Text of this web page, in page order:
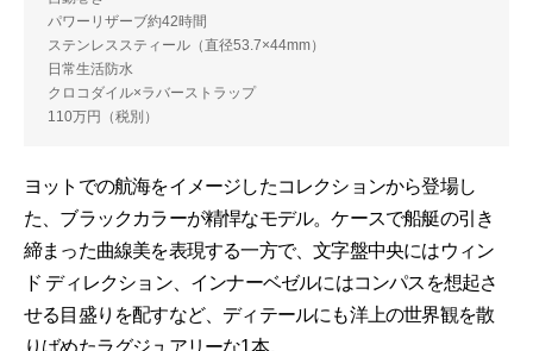
パワーリザーブ約42時間
ステンレススティール（直径53.7×44mm）
日常生活防水
クロコダイル×ラバーストラップ
110万円（税別）
ヨットでの航海をイメージしたコレクションから登場し
た、ブラックカラーが精悍なモデル。ケースで船艇の引き
締まった曲線美を表現する一方で、文字盤中央にはウィン
ド ディレクション、インナーベゼルにはコンパスを想起さ
せる目盛りを配すなど、ディテールにも洋上の世界観を散